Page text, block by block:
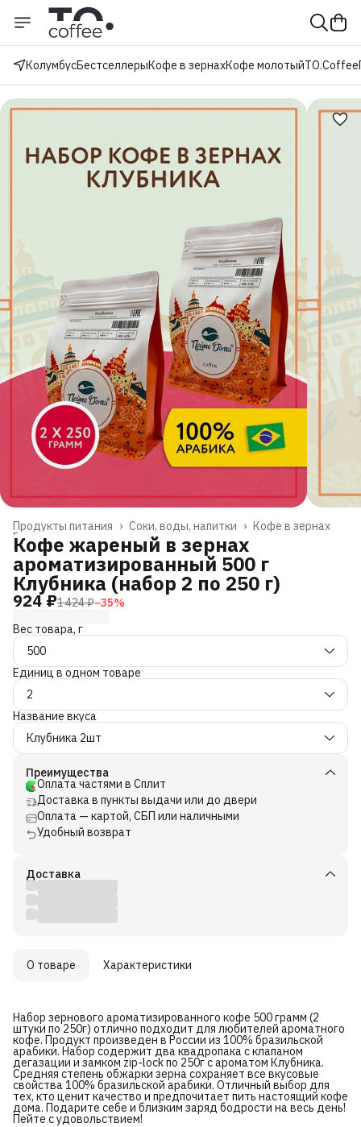
КолумбусБестселлерыКофе в зернахКофе молотыйTO.Coffee
Кофе в зернах
Соки, воды, напитки ›
Продукты питания ›
Главная
Кофе жареный в зернах
ароматизированный 500 г
Клубника (набор 2 по 250 г)
924 ₽1 424 ₽−35%
Вес товара, г
500
Единиц в одном товаре
2
Название вкуса
Клубника 2шт
Преимущества
Оплата частями в Сплит
Доставка в пункты выдачи или до двери
Оплата — картой, СБП или наличными
Удобный возврат
Доставка
О товаре Характеристики
Набор зернового ароматизированного кофе 500 грамм (2
штуки по 250г) отлично подходит для любителей ароматного
кофе. Продукт произведен в России из 100% бразильской
арабики. Набор содержит два квадропака с клапаном
дегазации и замком zip-lock по 250г с ароматом Клубника.
Средняя степень обжарки зерна сохраняет все вкусовые
свойства 100% бразильской арабики. Отличный выбор для
тех, кто ценит качество и предпочитает пить настоящий кофе
дома. Подарите себе и близким заряд бодрости на весь день!
Пейте с удовольствием!